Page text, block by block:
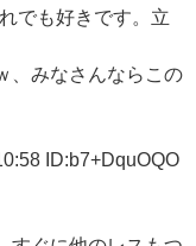
でも好きです。立
、みなさんならこの
ID:b7+DquOQO